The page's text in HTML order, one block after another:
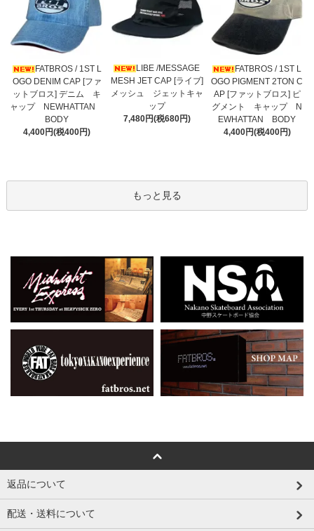
FATBROS / 1ST L
OGO DENIM CAP [ファ
ットブロス] デニム キ
ャップ NEWHATTAN
BODY
4,400円(税400円)
LIBE /MESSAGE
MESH JET CAP [ライブ]
メッシュ ジェットキャ
ップ
7,480円(税680円)
FATBROS / 1ST L
OGO PIGMENT 2TON C
AP [ファットブロス] ピ
グメント キャップ N
EWHATTAN BODY
4,400円(税400円)
もっと見る
返品について
配送・送料について